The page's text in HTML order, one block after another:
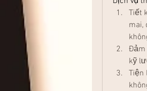
Tiết
mai,
Đảm
kỹ
Tiện